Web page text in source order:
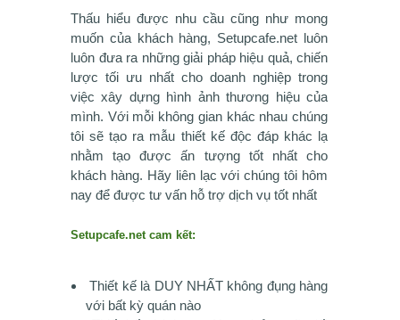
Thấu hiểu được nhu cầu cũng như mong
muốn của khách hàng, Setupcafe.net luôn
luôn đưa ra những giải pháp hiệu quả, chiến
lược tối ưu nhất cho doanh nghiệp trong
việc xây dựng hình ảnh thương hiệu của
mình. Với mỗi không gian khác nhau chúng
tôi sẽ tạo ra mẫu thiết kế độc đáp khác lạ
nhằm tạo được ấn tượng tốt nhất cho
khách hàng. Hãy liên lạc với chúng tôi hôm
nay để được tư vấn hỗ trợ dịch vụ tốt nhất
Setupcafe.net cam kết:
Thiết kế là DUY NHẤT không đụng hàng
với bất kỳ quán nào